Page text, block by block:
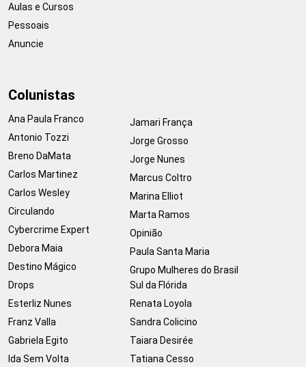
Aulas e Cursos
Pessoais
Anuncie
Colunistas
Ana Paula Franco
Antonio Tozzi
Breno DaMata
Carlos Martinez
Carlos Wesley
Circulando
Cybercrime Expert
Debora Maia
Destino Mágico
Drops
Esterliz Nunes
Franz Valla
Gabriela Egito
Ida Sem Volta
Jamari França
Jorge Grosso
Jorge Nunes
Marcus Coltro
Marina Elliot
Marta Ramos
Opinião
Paula Santa Maria
Grupo Mulheres do Brasil
Sul da Flórida
Renata Loyola
Sandra Colicino
Taiara Desirée
Tatiana Cesso